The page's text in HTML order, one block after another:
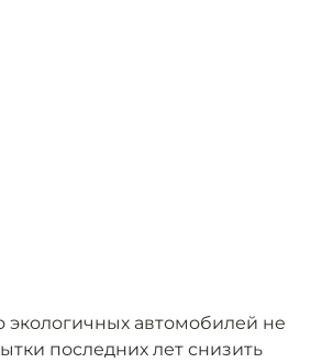
экологичных автомобилей не
последних лет снизить